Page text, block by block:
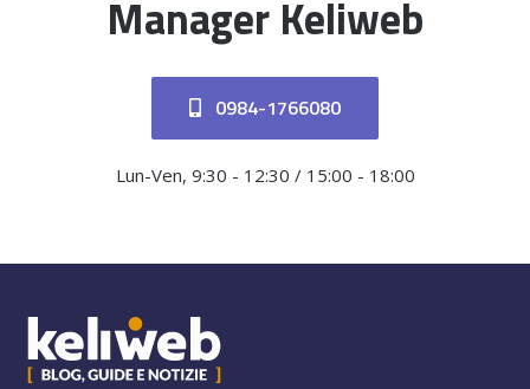
Manager Keliweb
0984-1766080
Lun-Ven, 9:30 - 12:30 / 15:00 - 18:00